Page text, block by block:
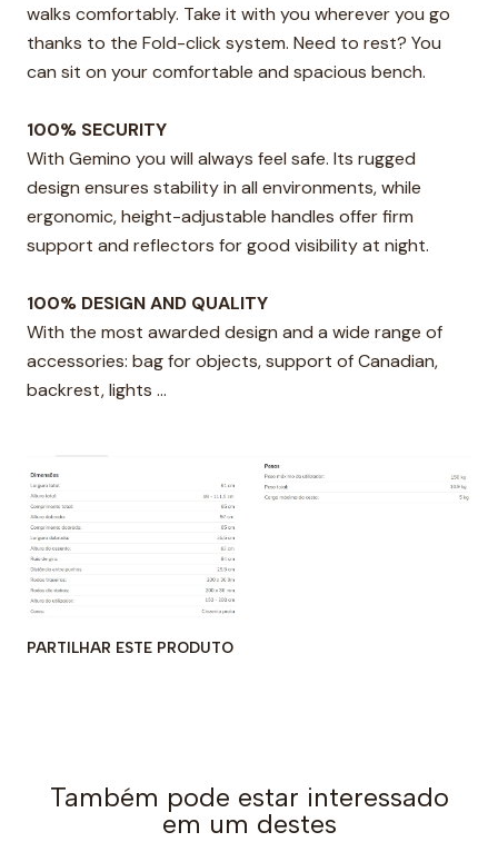
walks comfortably. Take it with you wherever you go
thanks to the Fold-click system. Need to rest? You
can sit on your comfortable and spacious bench.
100% SECURITY
With Gemino you will always feel safe. Its rugged
design ensures stability in all environments, while
ergonomic, height-adjustable handles offer firm
support and reflectors for good visibility at night.
100% DESIGN AND QUALITY
With the most awarded design and a wide range of
accessories: bag for objects, support of Canadian,
backrest, lights ...
PARTILHAR ESTE PRODUTO
Também pode estar interessado
em um destes